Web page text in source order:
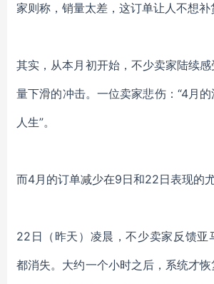
家则称，销量太差，这订单让人不想补
其实，从本月初开始，不少卖家陆续
量下滑的冲击。一位卖家悲伤： “4月
人生”。
而4月的订单减少在9日和22日表现的尤
22日（昨天）凌晨，不少卖家反馈亚
都消失。大约一个小时之后，系统才